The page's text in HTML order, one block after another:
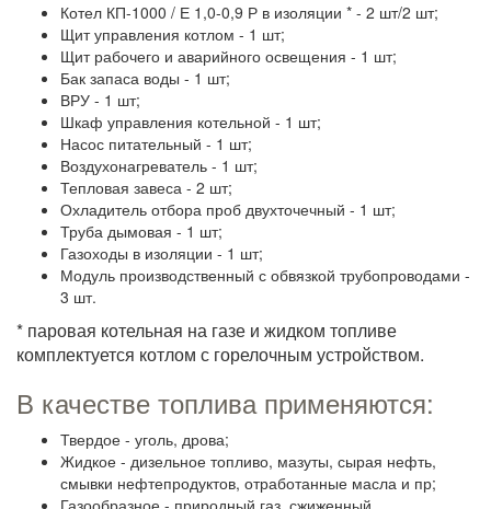
Котел КП-1000 / Е 1,0-0,9 Р в изоляции * - 2 шт/2 шт;
Щит управления котлом - 1 шт;
Щит рабочего и аварийного освещения - 1 шт;
Бак запаса воды - 1 шт;
ВРУ - 1 шт;
Шкаф управления котельной - 1 шт;
Насос питательный - 1 шт;
Воздухонагреватель - 1 шт;
Тепловая завеса - 2 шт;
Охладитель отбора проб двухточечный - 1 шт;
Труба дымовая - 1 шт;
Газоходы в изоляции - 1 шт;
Модуль производственный с обвязкой трубопроводами -
3 шт.
* паровая котельная на газе и жидком топливе
комплектуется котлом с горелочным устройством.
В качестве топлива применяются:
Твердое - уголь, дрова;
Жидкое - дизельное топливо, мазуты, сырая нефть,
смывки нефтепродуктов, отработанные масла и пр;
Газообразное - природный газ, сжиженный